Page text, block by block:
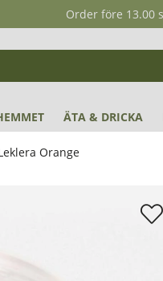
Order före 13.00
ÄTA & DRICKA
Orange